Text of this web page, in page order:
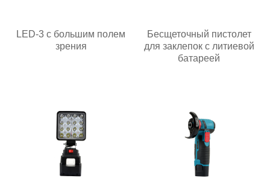
LED-3 с большим полем
зрения
Бесщеточный пистолет
для заклепок с литиевой
батареей